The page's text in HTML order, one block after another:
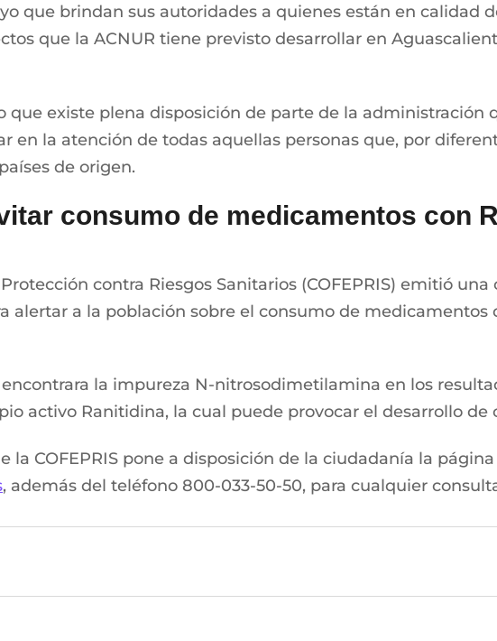
que brindan sus autoridades a quienes están en calidad
que la ACNUR tiene previsto desarrollar en
que existe plena disposición de parte de la administración
en la atención de todas aquellas personas que, por
de origen.
consumo de medicamentos con
contra Riesgos Sanitarios (COFEPRIS) emitió
alertar a la población sobre el consumo de
la impureza N-nitrosodimetilamina en los
activo Ranitidina, la cual puede provocar el desarrollo de
la COFEPRIS pone a disposición de la ciudadanía la
, además del teléfono 800-033-50-50, para cualquier